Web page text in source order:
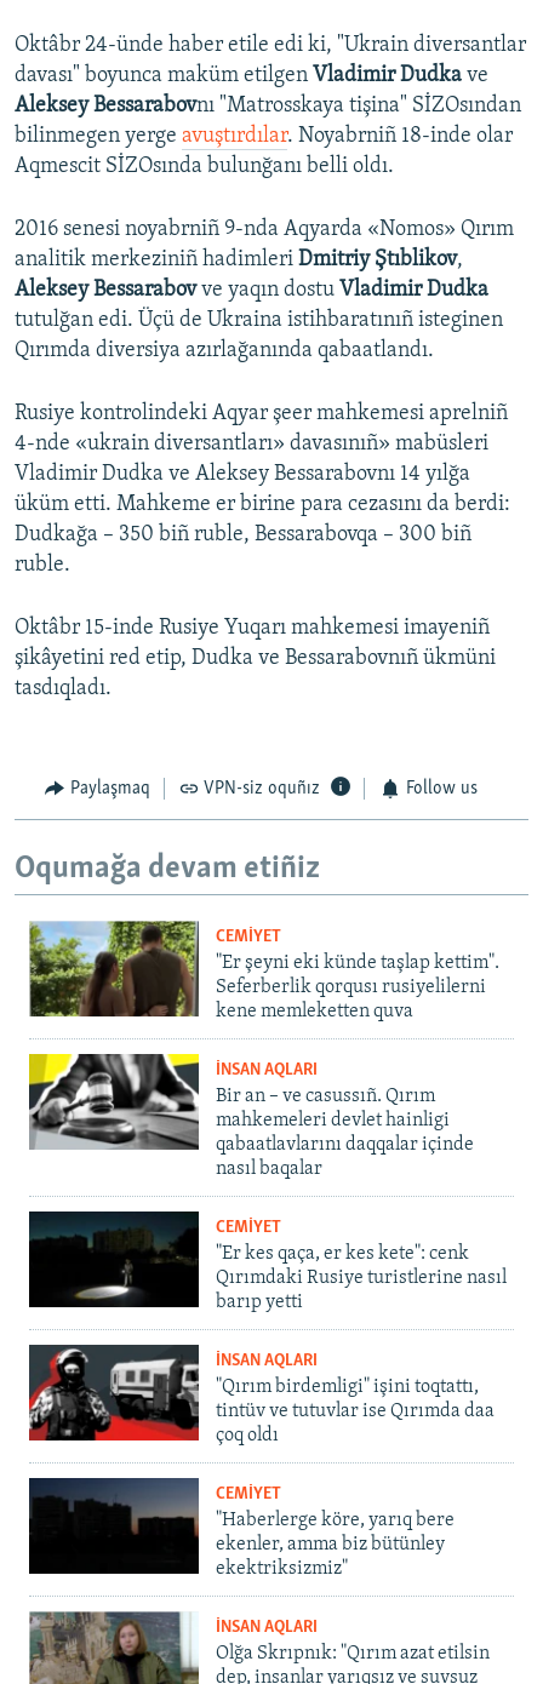
Oktâbr 24-ünde haber etile edi ki, "Ukrain diversantlar
davası" boyunca maküm etilgen Vladimir Dudka ve
Aleksey Bessarabovnı "Matrosskaya tişina" SİZOsından
bilinmegen yerge avuştırdılar. Noyabrniñ 18-inde olar
Aqmescit SİZOsında bulunğanı belli oldı.
2016 senesi noyabrniñ 9-nda Aqyarda «Nomos» Qırım
analitik merkeziniñ hadimleri Dmitriy Ştıblikov,
Aleksey Bessarabovve yaqın dostu Vladimir Dudka
tutulğan edi. Üçü de Ukraina istihbaratınıñ isteginen
Qırımda diversiya azırlağanında qabaatlandı.
Rusiye kontrolindeki Aqyar şeer mahkemesi aprelniñ
4-nde «ukrain diversantları» davasınıñ» mabüsleri
Vladimir Dudka ve Aleksey Bessarabovnı 14 yılğa
üküm etti. Mahkeme er birine para cezasını da berdi:
Dudkağa – 350 biñ ruble, Bessarabovqa – 300 biñ
ruble.
Oktâbr 15-inde Rusiye Yuqarı mahkemesi imayeniñ
şikâyetini red etip, Dudka ve Bessarabovnıñ ükmüni
tasdıqladı.
Paylaşmaq VPN-siz oquñız Follow us
Oqumağa devam etiñiz
CEMİYET
"Er şeyni eki künde taşlap kettim".
Seferberlik qorqusı rusiyelilerni
kene memleketten quva
İNSAN AQLARI
Bir an – ve casussıñ. Qırım
mahkemeleri devlet hainligi
qabaatlavlarını daqqalar içinde
nasıl baqalar
CEMİYET
"Er kes qaça, er kes kete": cenk
Qırımdaki Rusiye turistlerine nasıl
barıp yetti
İNSAN AQLARI
"Qırım birdemligi" işini toqtattı,
tintüv ve tutuvlar ise Qırımda daa
çoq oldı
CEMİYET
"Haberlerge köre, yarıq bere
ekenler, amma biz bütünley
ekektriksizmiz"
İNSAN AQLARI
Olğa Skrıpnık: "Qırım azat etilsin
dep, insanlar yarıqsız ve suvsuz